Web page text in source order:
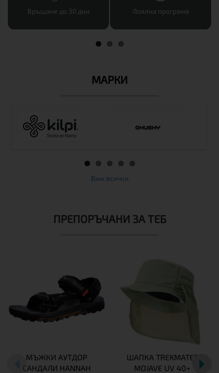
Връщане до 30 дни Лоялна програма
МАРКИ
Виж всички
ПРЕПОРЪЧАНИ ЗА ТЕБ
МЪЖКИ АУТДОР
САНДАЛИ HANNAH
ШАПКА TREKMATES
MOJAVE UV 40+